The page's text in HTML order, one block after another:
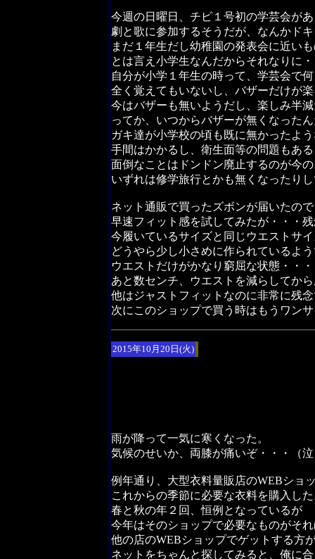
今週の日曜日、チビ１号初の学芸会が
劇と歌に参加するそうだが、なんかド
まだ１年生だし幼稚園の発表会に近い
とは言え小学生なんだからそれなりに
自分が小学１年生の時って、学芸会で
全く覚えてもいないし、バザーだけが
今はバザーも無いようだし、楽しみ半
ってか、いつからバザーが無くなった
ガキ達が小学校の頃も既に無かったよ
手間はかかるし、衛生面等の問題もあ
面倒なことはドンドン廃止するのが今
いずれは修学旅行とかも無くなったり
ネット通販で買ったズボンが届いたので
早速フィット感を試してみたが・・・
今履いているサイズと同じウエストサ
どうやら少し小さめに作られているよ
ウエストだけがかなり窮屈な状態・・
あと数センチ、ウエストを減らしてか
他はジャストフィットなのに非常に残
次にこのショップで買う時はもうワン
2015年10月20日(火)
雨が降って一気に寒くなった。
気候のせいか、両膝が痛いぞ・・・（
例年通り、大型衣料量販店のWEBショ
これからの季節に必要な衣料を購入し
春と秋の年２回、恒例となっているが
今年はそのショップで必要なものがそ
他の店のWEBショップでゲットする方
ネットをちゃんと探してみると、俺に